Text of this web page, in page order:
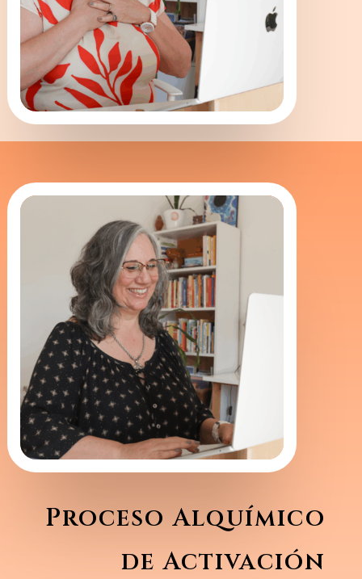
Proceso Alquímico
de Activación